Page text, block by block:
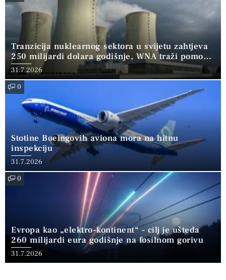
Tranzicija nuklearnog sektora u svijetu zahtjeva
250 milijardi dolara godišnje, WNA traži pomoć
banaka
31.7.2026
0
Stotine Boeingovih aviona mora na hitnu
inspekciju
31.7.2026
0
Evropa kao „elektro-kontinent“ – cilj je ušteda
260 milijardi eura godišnje na fosilnom gorivu
31.7.2026